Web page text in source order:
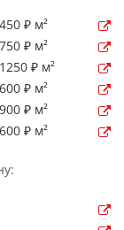
450 ₽ м²
750 ₽ м²
1250 ₽ м²
600 ₽ м²
900 ₽ м²
600 ₽ м²